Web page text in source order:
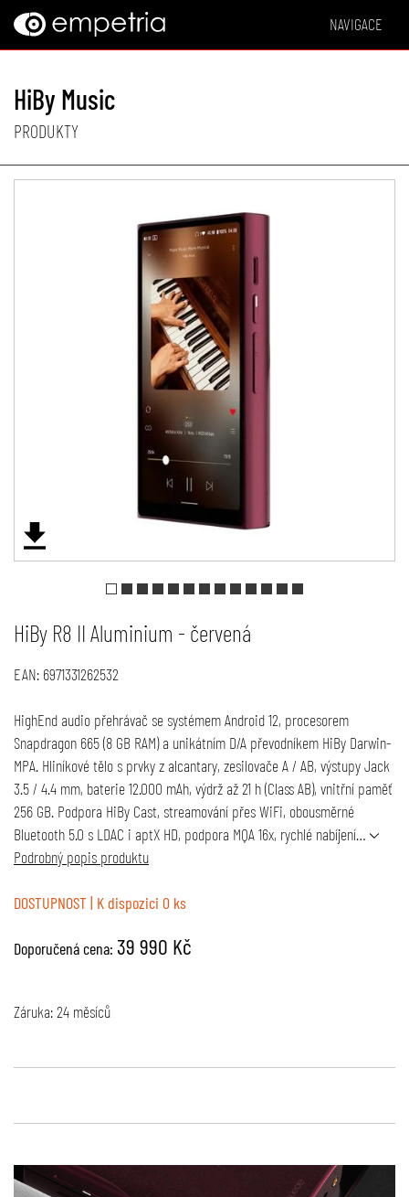
NAVIGACE
HiBy Music
PRODUKTY
HiBy R8 II Aluminium - červená
EAN:6971331262532
HighEnd audio přehrávač se systémem Android 12, procesorem
Snapdragon 665 (8 GB RAM) a unikátním D/A převodníkem HiBy Darwin-
MPA. Hliníkové tělo s prvky z alcantary, zesilovače A / AB, výstupy Jack
3.5 / 4.4 mm, baterie 12.000 mAh, výdrž až 21 h (Class AB), vnitřní paměť
256 GB. Podpora HiBy Cast, streamování přes WiFi, obousměrné
Bluetooth 5.0 s LDAC i aptX HD, podpora MQA 16x, rychlé nabíjení…
Podrobný popis produktu
DOSTUPNOST | K dispozici 0 ks
Doporučená cena: 39 990 Kč
Záruka: 24 měsíců